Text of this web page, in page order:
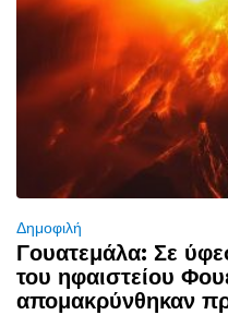
Δημοφιλή
Γουατεμάλα: Σε
του ηφαιστείου
απομακρύνθηκαν